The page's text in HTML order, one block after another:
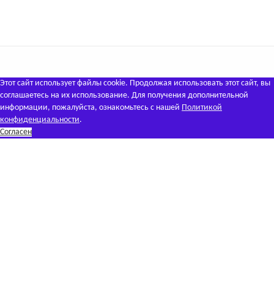
Этот сайт использует файлы cookie. Продолжая использовать этот сайт, вы
соглашаетесь на их использование. Для получения дополнительной
информации, пожалуйста, ознакомьтесь с нашей Политикой
конфиденциальности.
Согласен